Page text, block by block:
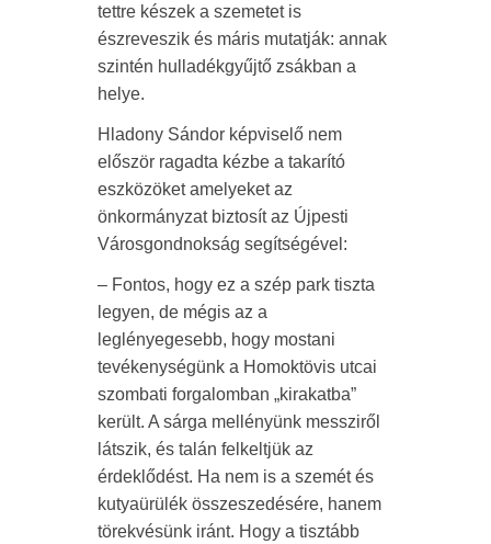
tettre készek a szemetet is
észreveszik és máris mutatják: annak
szintén hulladékgyűjtő zsákban a
helye.
Hladony Sándor képviselő nem
először ragadta kézbe a takarító
eszközöket amelyeket az
önkormányzat biztosít az Újpesti
Városgondnokság segítségével:
– Fontos, hogy ez a szép park tiszta
legyen, de mégis az a
leglényegesebb, hogy mostani
tevékenységünk a Homoktövis utcai
szombati forgalomban „kirakatba”
került. A sárga mellényünk messziről
látszik, és talán felkeltjük az
érdeklődést. Ha nem is a szemét és
kutyaürülék összeszedésére, hanem
törekvésünk iránt. Hogy a tisztább